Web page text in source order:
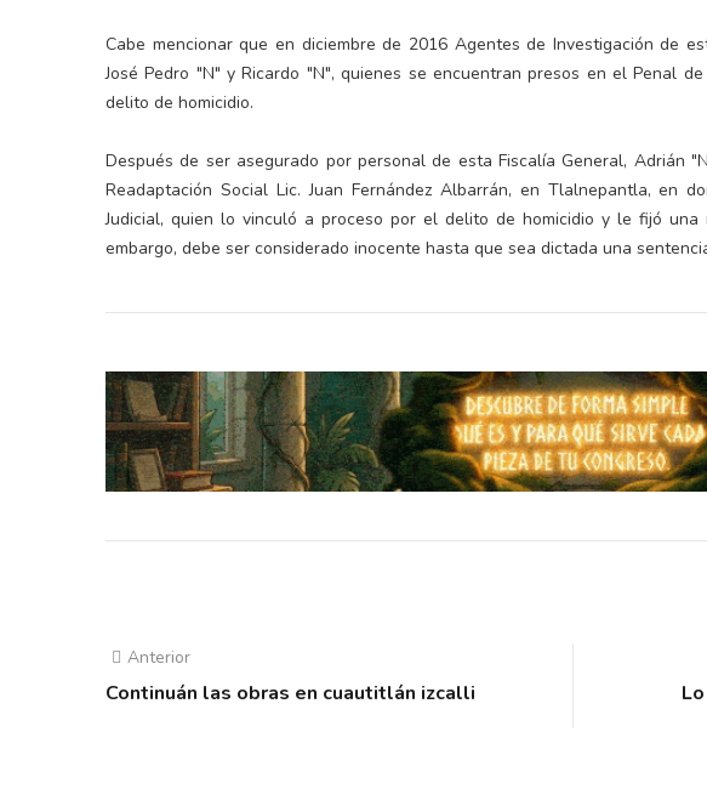
Cabe mencionar que en diciembre de 2016 Agentes de Investigación de
José Pedro "N" y Ricardo "N", quienes se encuentran presos en el Penal
delito de homicidio.
Después de ser asegurado por personal de esta Fiscalía General, Adrián
Readaptación Social Lic. Juan Fernández Albarrán, en Tlalnepantla, en
Judicial, quien lo vinculó a proceso por el delito de homicidio y le fijó una
embargo, debe ser considerado inocente hasta que sea dictada una
Anterior
Continuán las obras en cuautitlán izcalli